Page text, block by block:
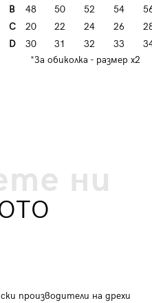
B
48 50 52 54
C
20 22 24 26
D
30 31 32 33
*За обиколка - размер х2
ни
производители на дрехи